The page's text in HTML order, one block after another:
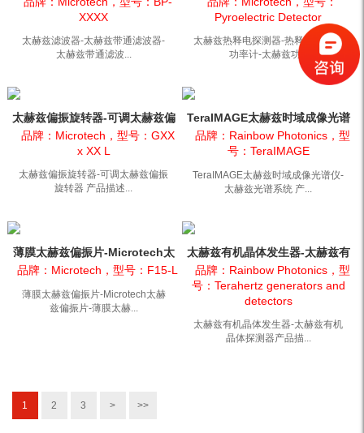
XXXX
太赫兹滤波器-太赫兹带通滤波器-
太赫兹带通滤波...
Pyroelectric Detector
太赫兹热释电探测器-热释电太赫兹
功率计-太赫兹功...
太赫兹偏振旋转器-可调太赫兹偏
振旋转器
品牌：Microtech，型号：GXX
x XX L
太赫兹偏振旋转器-可调太赫兹偏振
旋转器 产品描述...
TeraIMAGE太赫兹时域成像光谱
仪-太赫兹光谱系统
品牌：Rainbow Photonics，型
号：TeraIMAGE
TeraIMAGE太赫兹时域成像光谱仪-
太赫兹光谱系统 产...
薄膜太赫兹偏振片-Microtech太
赫兹偏振片-薄膜太赫...
品牌：Microtech，型号：F15-L
薄膜太赫兹偏振片-Microtech太赫
兹偏振片-薄膜太赫...
太赫兹有机晶体发生器-太赫兹有
机晶体探测器
品牌：Rainbow Photonics，型
号：Terahertz generators and
detectors
太赫兹有机晶体发生器-太赫兹有机
晶体探测器产品描...
1 2 3 > >>